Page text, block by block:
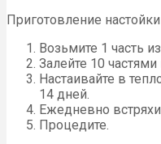
Приготовление
Возьмите 1 часть
Залейте 10 частями
Настаивайте в
14 дней.
Ежедневно
Процедите.